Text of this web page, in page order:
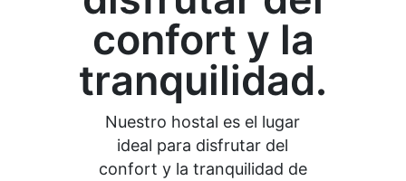
confort y la
tranquilidad.
Nuestro hostal es el lugar
ideal para disfrutar del
confort y la tranquilidad de